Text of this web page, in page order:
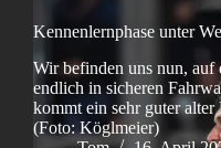
Kennenlernphase unter
Wir befinden uns nun, auf
endlich in sicheren
kommt ein sehr guter alter
(Foto: Köglmeier)